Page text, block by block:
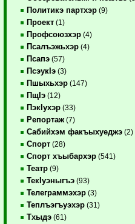
Политикэ партхэр (9)
Проект (1)
Профсоюзхэр (4)
Псалъэжьхэр (4)
Псапэ (57)
ПсэукIэ (3)
Пшыхьхэр (147)
ПщIэ (12)
ПэкIухэр (33)
Репортаж (7)
Сабийхэм факъыхуеджэ (2)
Спорт (28)
Спорт хъыбархэр (541)
Театр (9)
ТекIуэныгъэ (93)
Телеграммэхэр (3)
Теплъэгъуэхэр (31)
Тхыдэ (61)